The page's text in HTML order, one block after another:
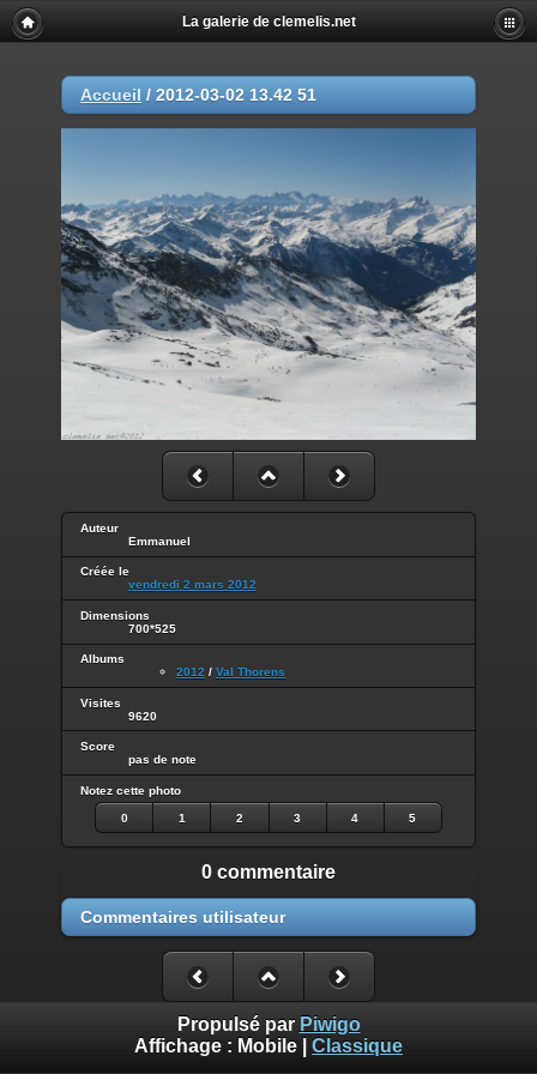
La galerie de clemelis.net
Accueil / 2012-03-02 13.42 51
Auteur
Emmanuel
Créée le
vendredi 2 mars 2012
Dimensions
700*525
Albums
2012 / Val Thorens
Visites
9620
Score
pas de note
Notez cette photo
0 1 2 3 4 5
0 commentaire
Commentaires utilisateur
Propulsé par Piwigo
Affichage : Mobile Classique